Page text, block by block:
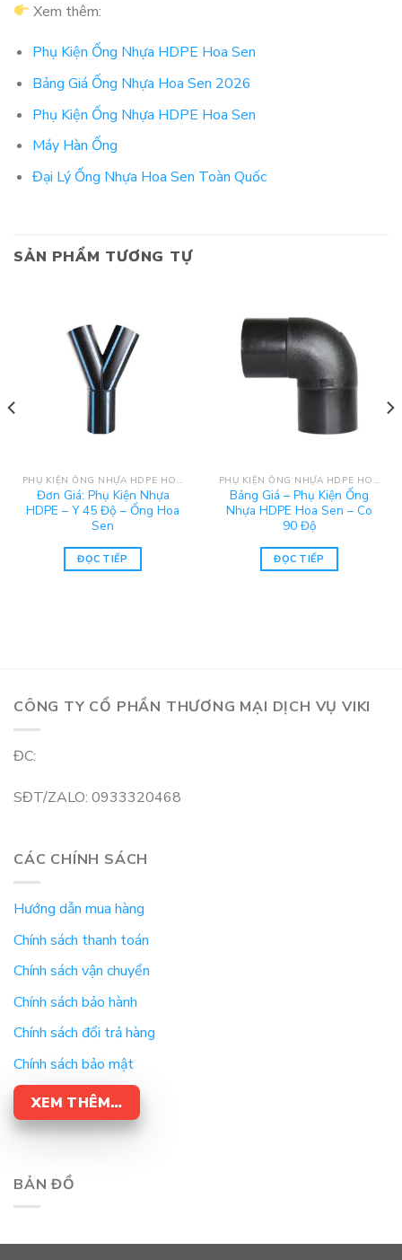
Xem thêm:
Phụ Kiện Ống Nhựa HDPE Hoa Sen
Bảng Giá Ống Nhựa Hoa Sen 2026
Phụ Kiện Ống Nhựa HDPE Hoa Sen
Máy Hàn Ống
Đại Lý Ống Nhựa Hoa Sen Toàn Quốc
SẢN PHẨM TƯƠNG TỰ
PHỤ KIỆN ỐNG NHỰA HDPE HOA SEN
Đơn Giá: Phụ Kiện Nhựa
HDPE – Y 45 Độ – Ống Hoa
Sen
ĐỌC TIẾP
PHỤ KIỆN ỐNG NHỰA HDPE HOA SEN
Bảng Giá – Phụ Kiện Ống
Nhựa HDPE Hoa Sen – Co
90 Độ
ĐỌC TIẾP
CÔNG TY CỔ PHẦN THƯƠNG MẠI DỊCH VỤ VIKI
ĐC:
SĐT/ZALO: 0933320468
CÁC CHÍNH SÁCH
Hướng dẫn mua hàng
Chính sách thanh toán
Chính sách vận chuyển
Chính sách bảo hành
Chính sách đổi trả hàng
Chính sách bảo mật
XEM THÊM…
BẢN ĐỒ